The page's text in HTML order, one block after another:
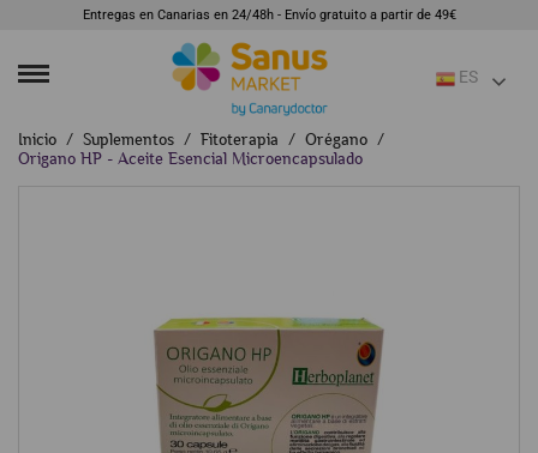
Entregas en Canarias en 24/48h - Envío gratuito a partir de 49€
ES
Inicio Suplementos Fitoterapia
Orégano
Origano HP - Aceite Esencial Microencapsulado